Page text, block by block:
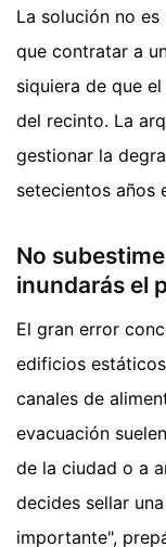
La solución no
que contratar a
siquiera de que
del recinto. La
gestionar la
setecientos años
No
inundarás el
El gran error
edificios
canales de
evacuación
de la ciudad o a
decides sellar
importante",